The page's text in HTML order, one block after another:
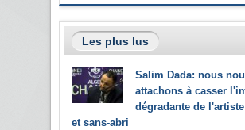
Les plus lus
Salim Dada: nous
attachons à casser
dégradante de
et sans-abri